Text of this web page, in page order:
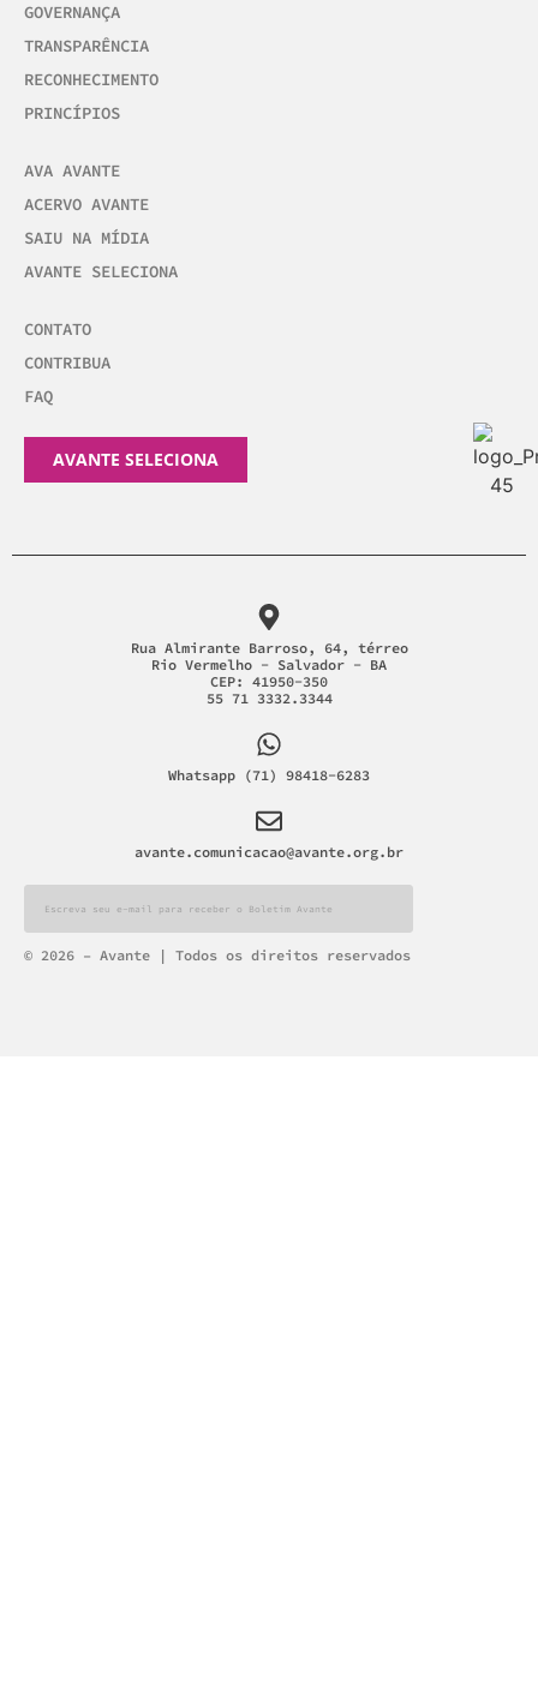
GOVERNANÇA
TRANSPARÊNCIA
RECONHECIMENTO
PRINCÍPIOS
AVA AVANTE
ACERVO AVANTE
SAIU NA MÍDIA
AVANTE SELECIONA
CONTATO
CONTRIBUA
FAQ
AVANTE SELECIONA
Rua Almirante Barroso, 64, térreo
Rio Vermelho - Salvador - BA
CEP: 41950-350
55 71 3332.3344
Whatsapp (71) 98418-6283
avante.comunicacao@avante.org.br
Alternative:
© 2026 – Avante | Todos os direitos reservados